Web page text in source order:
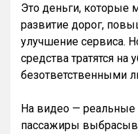
Это деньги, которые
развитие дорог,
улучшение сервиса.
средства тратятся на
безответственными
На видео — реальные
пассажиры